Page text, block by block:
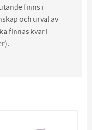
finns i
och urval av
finnas kvar i